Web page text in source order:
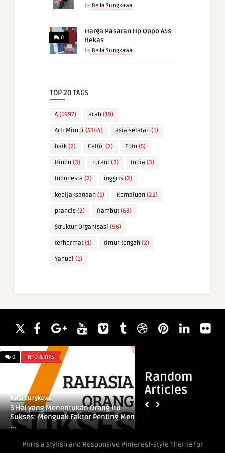
by Bella Sungkawa
0
Harga Pasaran Hp Oppo A5s
Bekas
by Bella Sungkawa
TOP 20 TAGS
A (1997) arab (19)
Arti Mimpi (5344) asia selatan (1)
baik (2) Celtic (2) Foto (5)
Hindu (3) ibrani (3) India (3)
Indonesia (2) inggris (2)
kebijaksanaan (1) Kemaluan (22)
prancis (2) Rambut (63)
Struktur Organisasi (96)
terhormat (1) timur tengah (2)
Yahudi (1)
Random
Articles
0 INFO & TIPS
Bella Sungkawa
3 Hal yang Menentukan Orang Itu
Sukses: Menguak Faktor Penting Men
...
Pin is a Stylish and Responsive Pinterest-style Theme for